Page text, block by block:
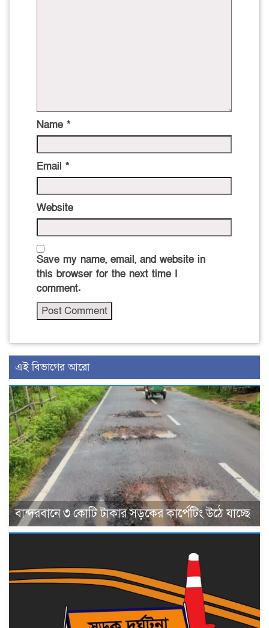
Name *
Email *
Website
Save my name, email, and website in
this browser for the next time I
comment.
এই বিভাগের আরো
বান্দরবানে ৩ কোটি টাকার সড়কের কার্পেটিং উঠে যাচ্ছে